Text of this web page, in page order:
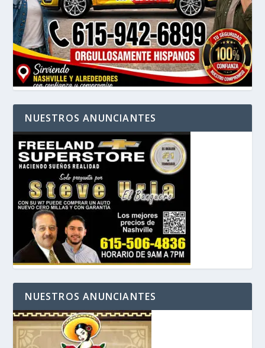
NUESTROS ANUNCIANTES
NUESTROS ANUNCIANTES